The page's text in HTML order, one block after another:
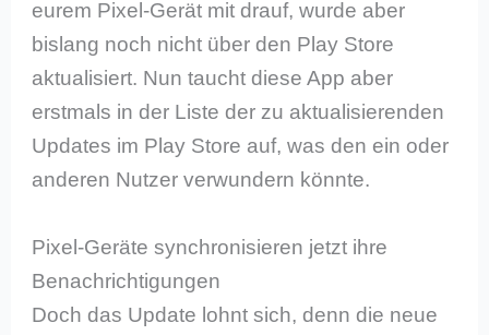
eurem Pixel-Gerät mit drauf, wurde aber
bislang noch nicht über den Play Store
aktualisiert. Nun taucht diese App aber
erstmals in der Liste der zu aktualisierenden
Updates im Play Store auf, was den ein oder
anderen Nutzer verwundern könnte.
Pixel-Geräte synchronisieren jetzt ihre
Benachrichtigungen
Doch das Update lohnt sich, denn die neue